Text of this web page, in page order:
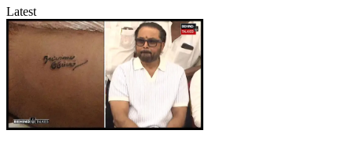
Latest